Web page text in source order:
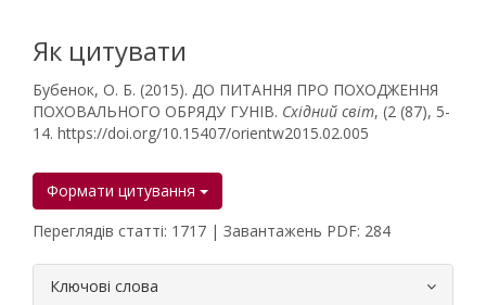
Як цитувати
Бубенок, О. Б. (2015). ДО ПИТАННЯ ПРО ПОХОДЖЕННЯ
ПОХОВАЛЬНОГО ОБРЯДУ ГУНІВ. Східний світ, (2 (87), 5-
14. https://doi.org/10.15407/orientw2015.02.005
Формати цитування
Переглядів статті: 1717 | Завантажень PDF: 284
Ключові слова